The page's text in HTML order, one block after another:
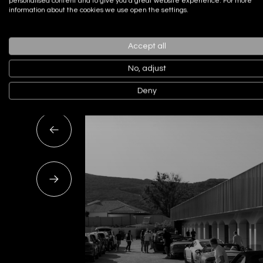
Actualidad
Noticias
information about the cookies we use open the settings.
Accept all
No, adjust
Deny